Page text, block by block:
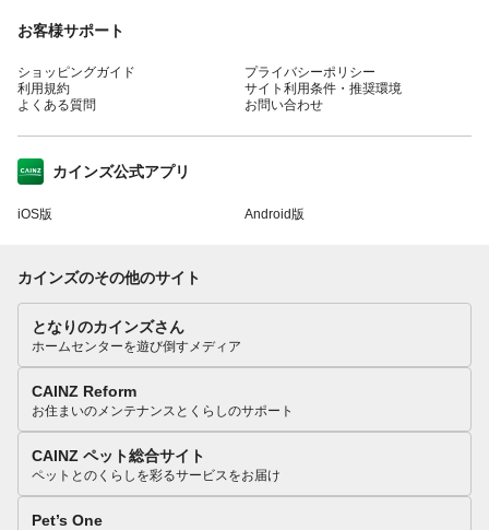
お客様サポート
ショッピングガイド
利用規約
よくある質問
プライバシーポリシー
サイト利用条件・推奨環境
お問い合わせ
カインズ公式アプリ
iOS版 Android版
カインズのその他のサイト
となりのカインズさん
ホームセンターを遊び倒すメディア
CAINZ Reform
お住まいのメンテナンスとくらしのサポート
CAINZ ペット総合サイト
ペットとのくらしを彩るサービスをお届け
Pet’s One